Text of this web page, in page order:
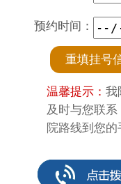
预约时间：
重填挂号
温馨提示：我
及时与您联
院路线到您的